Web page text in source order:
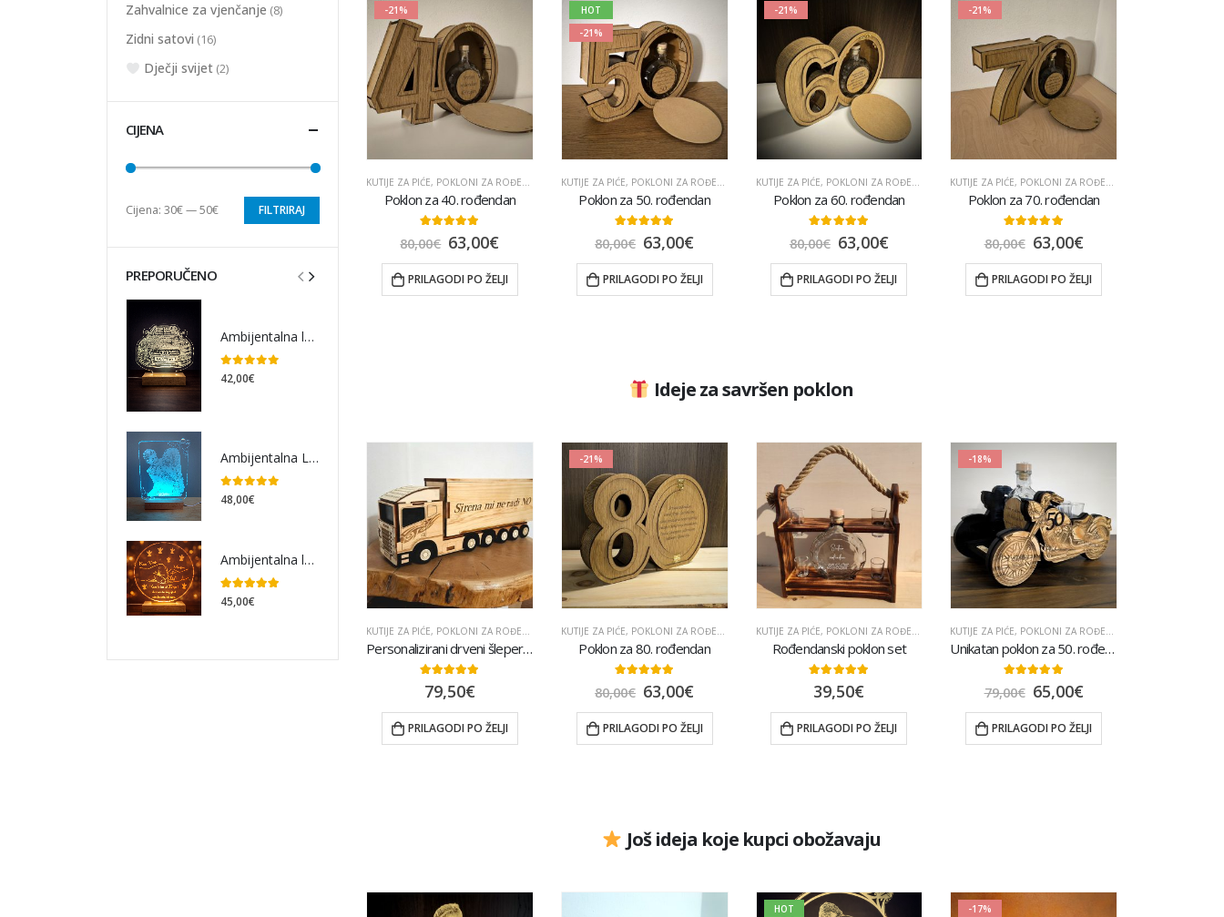
-21%
KUTIJE ZA PIĆE, POKLONI ZA ROĐENDAN POKLONI ZA TATU,POPULARNO,UKRASNE POKLON KUTIJE
Poklon za 40. rođendan
out of 5
80,00€ 63,00€
PRILAGODI PO ŽELJI
HOT
-21%
KUTIJE ZA PIĆE, POKLONI ZA ROĐENDAN
Poklon za 50. rođendan
out of 5
80,00€ 63,00€
PRILAGODI PO ŽELJI
-21%
KUTIJE ZA PIĆE, POKLONI ZA ROĐENDAN POKLONI ZA TATU,POPULARNO,UKRASNE POKLON KUTIJE
Poklon za 60. rođendan
out of 5
80,00€ 63,00€
PRILAGODI PO ŽELJI
-21%
KUTIJE ZA PIĆE, POKLONI ZA ROĐENDAN
Poklon za 70. rođendan
out of 5
80,00€ 63,00€
PRILAGODI PO ŽELJI
Ideje za savršen poklon
KUTIJE ZA PIĆE, POKLONI ZA ROĐENDAN POPULARNO,RAZNO
Personalizirani drveni šleper s prikolicom za bocu – poklon za vozača kamiona
5.00 out of 5
79,50€
PRILAGODI PO ŽELJI
-21%
KUTIJE ZA PIĆE, POKLONI ZA ROĐENDAN POKLONI ZA TATU,POPULARNO,UKRASNE POKLON KUTIJE
Poklon za 80. rođendan
out of 5
80,00€ 63,00€
PRILAGODI PO ŽELJI
KUTIJE ZA PIĆE, POKLONI ZA ROĐENDAN POPULARNO
Rođendanski poklon set
5.00 out of 5
39,50€
PRILAGODI PO ŽELJI
-18%
KUTIJE ZA PIĆE, POKLONI ZA ROĐENDAN
Unikatan poklon za 50. rođendan
out of 5
79,00€ 65,00€
PRILAGODI PO ŽELJI
Još ideja koje kupci obožavaju
HOT
-17%
Zahvalnice za vjenčanje (8)
Zidni satovi (16)
Dječji svijet (2)
CIJENA
FILTRIRAJ
Cijena: 30€—50€
PREPORUČENO
Ambijentalna lampa auto
0out of 5
42,00€
Ambijentalna Lampa Ljubav
0out of 5
48,00€
Ambijentalna lampa poklon za kuma
5.00out of 5
45,00€
0out of 5
25,00€
Ambijentalna lampa auto